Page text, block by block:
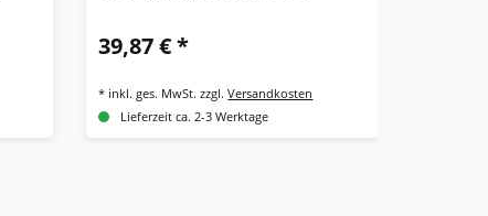
39,87 € *
* inkl. ges. MwSt. zzgl.Versandkosten
Lieferzeit ca. 2-3 Werktage